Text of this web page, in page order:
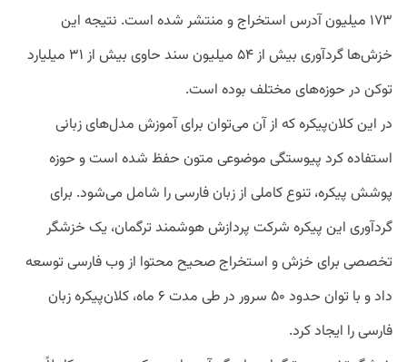
۱۷۳ میلیون آدرس استخراج و منتشر شده است. نتیجه این
خزش‌ها گردآوری بیش از ۵۴ میلیون سند حاوی بیش از ۳۱ میلیارد
توکن در حوزه‌های مختلف بوده است.
در این کلان‌پیکره که از آن می‌توان برای آموزش مدل‌های زبانی
استفاده کرد پیوستگی موضوعی متون حفظ شده است و حوزه
پوشش پیکره، تنوع کاملی از زبان فارسی را شامل می‌شود. برای
گردآوری این پیکره شرکت پردازش هوشمند ترگمان، یک خزشگر
تخصصی برای خزش و استخراج صحیح محتوا از وب فارسی توسعه
داد و با توان حدود ۵۰ سرور در طی مدت ۶ ماه، کلان‌پیکره زبان
فارسی را ایجاد کرد.